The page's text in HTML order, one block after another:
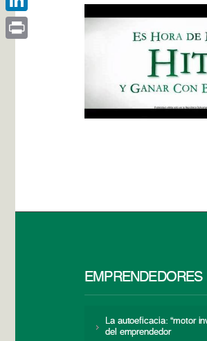
EMPRENDEDORES
La autoeficacia: “motor
del emprendedor
LinkedIn